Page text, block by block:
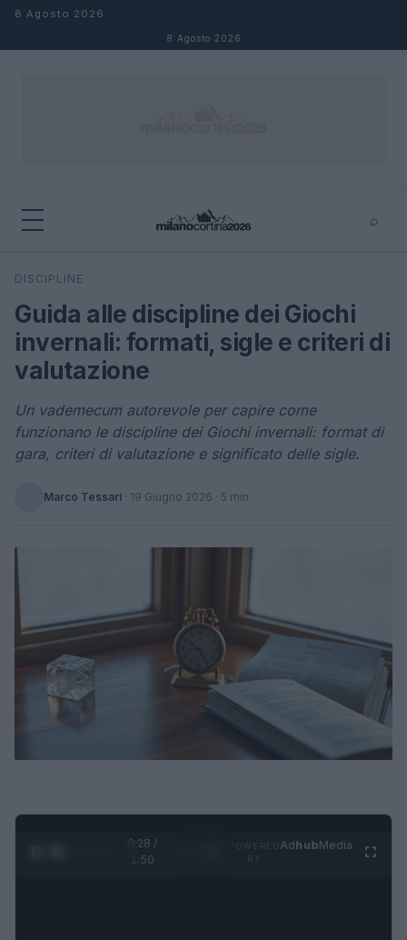
Salta al contenuto
8 Agosto 2026
8 Agosto 2026
⌕
Cerca
DISCIPLINE
Guida alle discipline dei Giochi
invernali: formati, sigle e criteri di
valutazione
Un vademecum autorevole per capire come
funzionano le discipline dei Giochi invernali: format di
gara, criteri di valutazione e significato delle sigle.
Marco Tessari · 19 Giugno 2026 · 5 min
0:29 /
1:50
AdhubMedia